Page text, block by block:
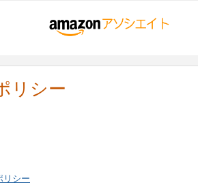
リシー
リシー